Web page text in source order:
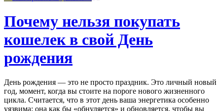
Почему нельзя покупать
кошелек в свой День
рождения
День рождения — это не просто праздник. Это личный новый
год, момент, когда вы стоите на пороге нового жизненного
цикла. Считается, что в этот день ваша энергетика особенно
уязвима: она как бы «обнуляется» и обновляется, чтобы вы